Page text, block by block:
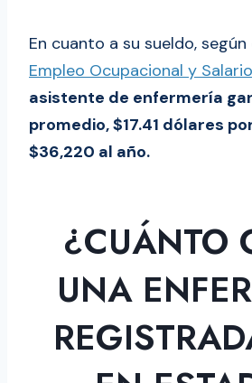
En cuanto a su sueldo, según
Empleo Ocupacional y
asistente de enfermería
promedio, $17.41 dólares
$36,220 al año.
¿CUÁNTO
UNA